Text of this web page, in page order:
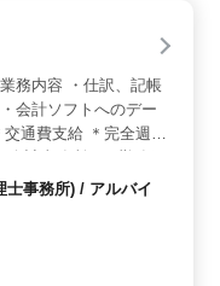
お仕事の特徴＞
車整備、車検対
ラブルシューティ
車がメインとな
ができます。 ＜
50歳以上も活躍し
経験をお持ちの方
かして新しいキャ
時間程度と少なめ
プライベートとの
務内容 ・仕訳、記帳
会計ソフトへのデー
通費支給 ＊完全週休
けます。 さらなるキ
仕事です。
士事務所) / アルバイ